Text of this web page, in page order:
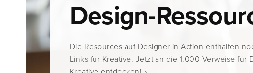
Design-
Die Resources auf Designer in Action enthalten
Links für Kreative. Jetzt an die 1.000 Verweise für